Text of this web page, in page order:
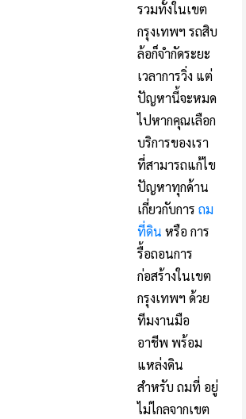
รวมทั้งในเขต
กรุงเทพฯ รถสิบ
ล้อก็จำกัดระยะ
เวลาการวิ่ง แต่
ปัญหานี้จะหมด
ไปหากคุณเลือก
บริการของเรา
ที่สามารถแก้ไข
ปัญหาทุกด้าน
เกี่ยวกับการ ถม
ที่ดิน หรือ การ
รื้อถอนการ
ก่อสร้างในเขต
กรุงเทพฯ ด้วย
ทีมงานมือ
อาชีพ พร้อม
แหล่งดิน
สำหรับ ถมที่ อยู่
ไม่ไกลจากเขต